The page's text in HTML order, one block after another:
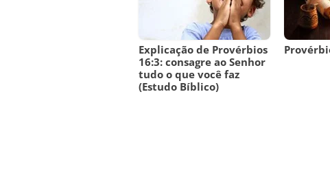
Explicação de Provérbios
16:3: consagre ao Senhor
tudo o que você faz
(Estudo Bíblico)